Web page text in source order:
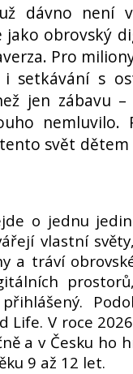
dávno není
jako obrovský
Pro
setkávání s
jen zábavu
svět
o jednu
vlastní
a tráví
V roce
a v Česku ho
9 až 12 let.